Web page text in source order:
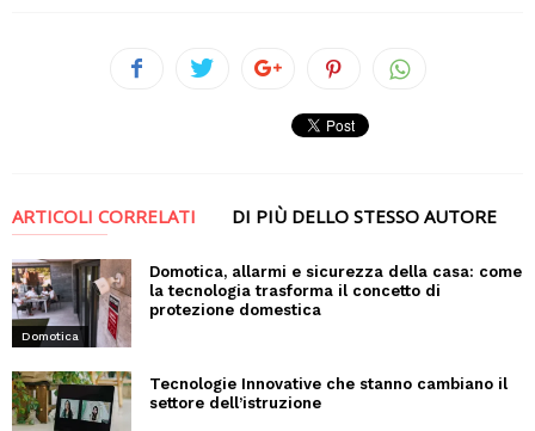
ARTICOLI CORRELATI DI PIÙ DELLO STESSO AUTORE
Domotica
Domotica, allarmi e sicurezza della casa: come
la tecnologia trasforma il concetto di
protezione domestica
Tecnologie Innovative che stanno cambiano il
settore dell’istruzione